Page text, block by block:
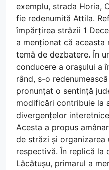
exemplu, strada Horia,
fie redenumită Attila.
împărțirea străzii 1
a menționat că
temă de dezbatere. În
conducere a orașului a
rând, s-o
pronunțat o sentință
modificări contribuie la
divergențelor
Acesta a propus
de străzi și organizarea
respectivă. În replică
Lăcătușu, primarul a